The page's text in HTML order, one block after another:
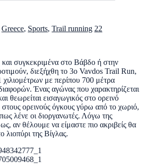
Greece, Sports, Trail running 22
και συγκεκριμένα στο Βάβδο ή στην
διεξήχθη το 3ο Vavdos Trail Run,
χιλιομέτρων με περίπου 700 μέτρα
Ένας αγώνας που χαρακτηρίζεται
θεωρείται εισαγωγικός στο ορεινό
ορεινούς όγκους γύρω από το χωριό,
λένε οι διοργανωτές. Λόγω της
αν θέλουμε να είμαστε πιο ακριβείς θα
της Βίγλας.